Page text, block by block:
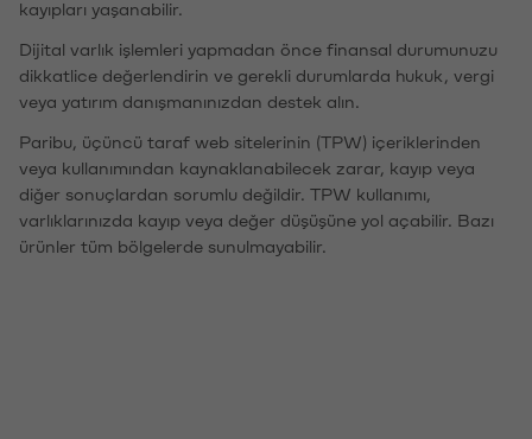
kayıpları yaşanabilir.
Dijital varlık işlemleri yapmadan önce finansal durumunuzu
dikkatlice değerlendirin ve gerekli durumlarda hukuk, vergi
veya yatırım danışmanınızdan destek alın.
Paribu, üçüncü taraf web sitelerinin (TPW) içeriklerinden
veya kullanımından kaynaklanabilecek zarar, kayıp veya
diğer sonuçlardan sorumlu değildir. TPW kullanımı,
varlıklarınızda kayıp veya değer düşüşüne yol açabilir. Bazı
ürünler tüm bölgelerde sunulmayabilir.